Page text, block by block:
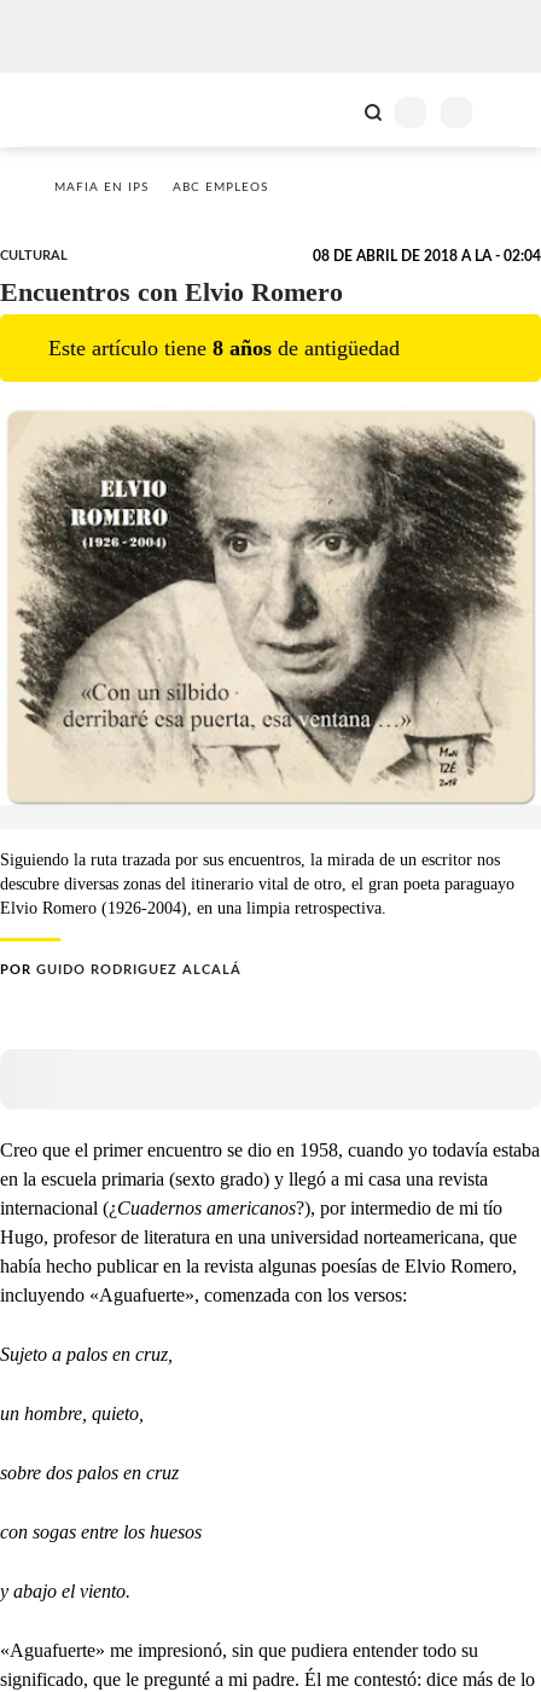
MAFIA EN IPS ABC EMPLEOS
CULTURAL 08 DE ABRIL DE 2018 A LA - 02:04
Encuentros con Elvio Romero
Este artículo tiene 8 años de antigüedad
Siguiendo la ruta trazada por sus encuentros, la mirada de un escritor nos
descubre diversas zonas del itinerario vital de otro, el gran poeta paraguayo
Elvio Romero (1926-2004), en una limpia retrospectiva.
POR GUIDO RODRIGUEZ ALCALÁ
Creo que el primer encuentro se dio en 1958, cuando yo todavía estaba
en la escuela primaria (sexto grado) y llegó a mi casa una revista
internacional (¿Cuadernos americanos?), por intermedio de mi tío
Hugo, profesor de literatura en una universidad norteamericana, que
había hecho publicar en la revista algunas poesías de Elvio Romero,
incluyendo «Aguafuerte», comenzada con los versos:
Sujeto a palos en cruz,
un hombre, quieto,
sobre dos palos en cruz
con sogas entre los huesos
y abajo el viento.
«Aguafuerte» me impresionó, sin que pudiera entender todo su
significado, que le pregunté a mi padre. Él me contestó: dice más de lo